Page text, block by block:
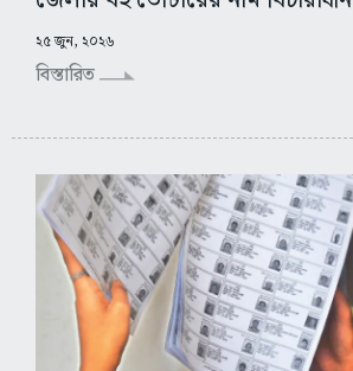
২৫ জুন, ২০২৬
বিস্তারিত